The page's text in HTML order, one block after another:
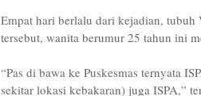
Empat hari berlalu dari kejadian, tubuh
tersebut, wanita berumur 25 tahun ini
“Pas di bawa ke Puskesmas ternyata
sekitar lokasi kebakaran) juga ISPA,”